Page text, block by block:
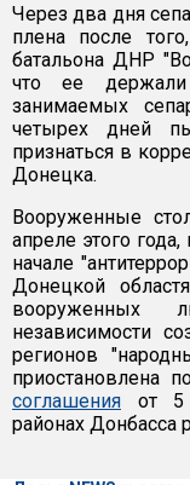
Через два дня
плена после
батальона ДНР
что ее
занимаемых
четырех дней
признаться в
Донецка.
Вооруженные
апреле этого
начале
Донецкой
вооруженных
независимости
регионов
приостановлена
соглашения от 5
районах Донбасса